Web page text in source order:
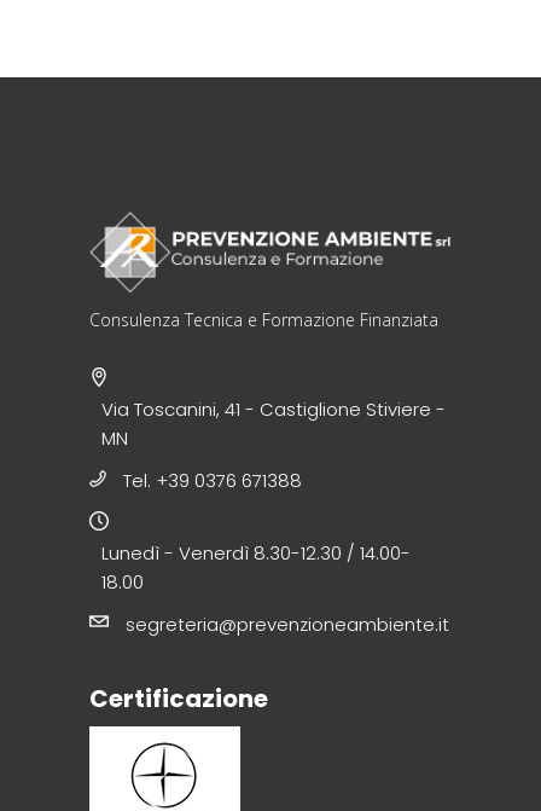
Consulenza Tecnica e Formazione Finanziata
Via Toscanini, 41 - Castiglione Stiviere -
MN
Tel. +39 0376 671388
Lunedì - Venerdì 8.30-12.30 / 14.00-
18.00
segreteria@prevenzioneambiente.it
Certificazione